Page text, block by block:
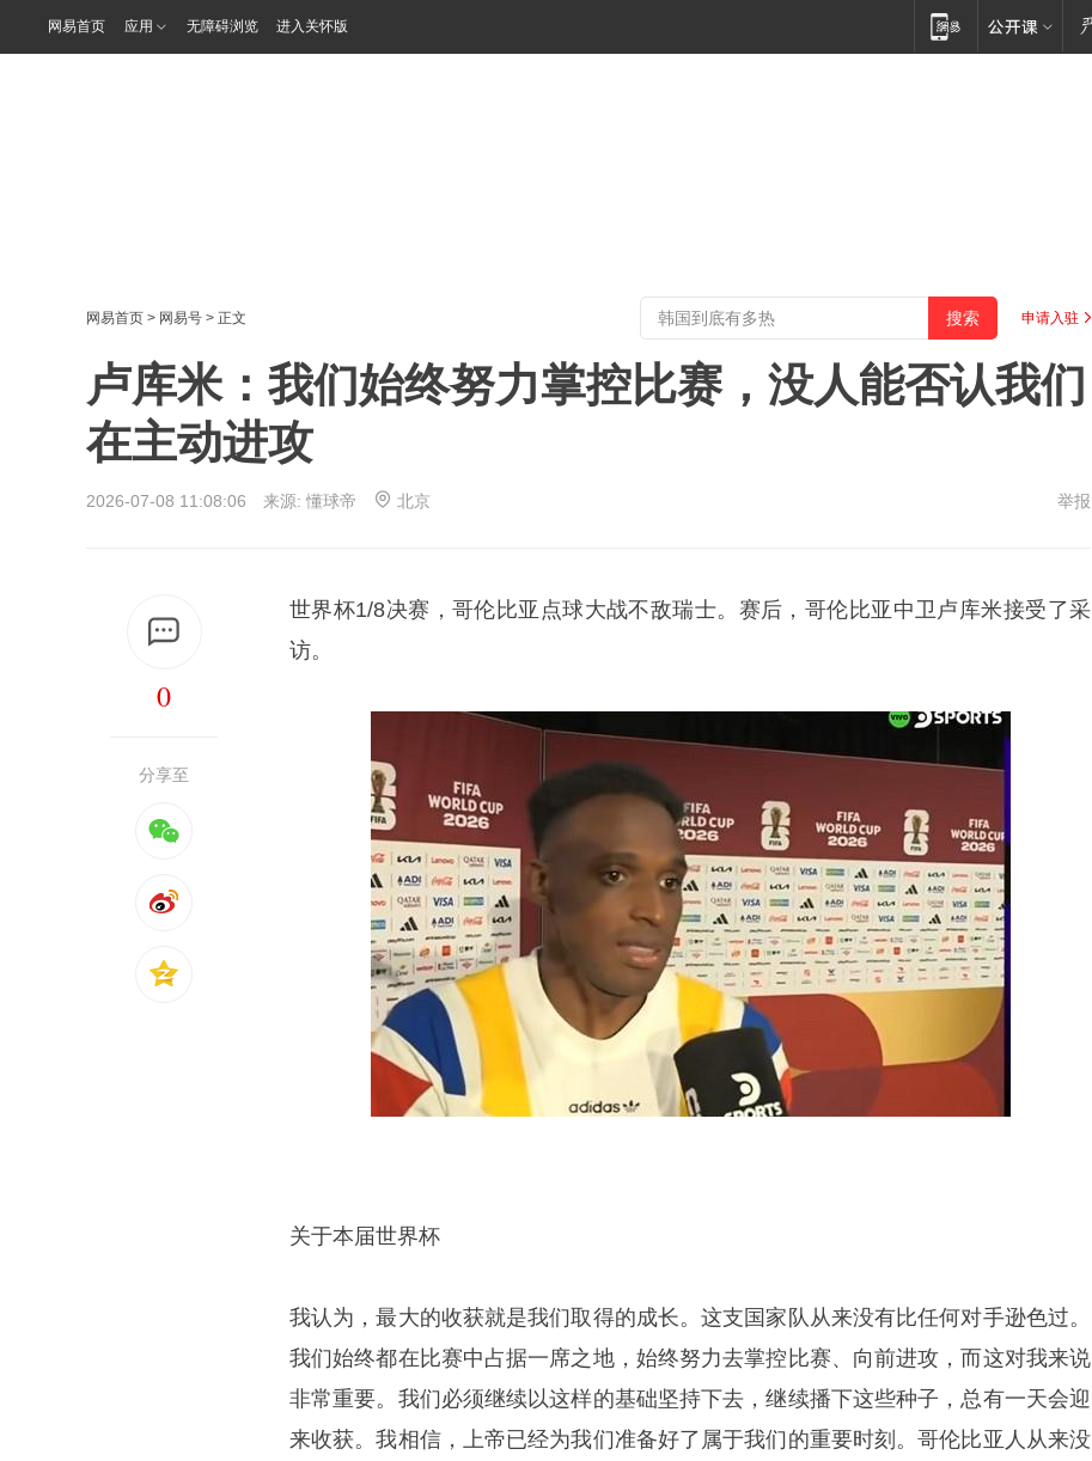
网易首页 应用 无障碍浏览 进入关怀版
网易首页 > 网易号 > 正文 申请入驻
卢库米：我们始终努力掌控比赛，没人能否认我们
在主动进攻
2026-07-08 11:08:06 来源: 懂球帝 北京 举报
0
分享至
世界杯1/8决赛，哥伦比亚点球大战不敌瑞士。赛后，哥伦比亚中卫卢库米接受了采
访。
关于本届世界杯
我认为，最大的收获就是我们取得的成长。这支国家队从来没有比任何对手逊色过。
我们始终都在比赛中占据一席之地，始终努力去掌控比赛、向前进攻，而这对我来说
非常重要。我们必须继续以这样的基础坚持下去，继续播下这些种子，总有一天会迎
来收获。我相信，上帝已经为我们准备好了属于我们的重要时刻。哥伦比亚人从来没